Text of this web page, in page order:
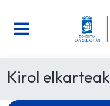
Kirol elkarteak